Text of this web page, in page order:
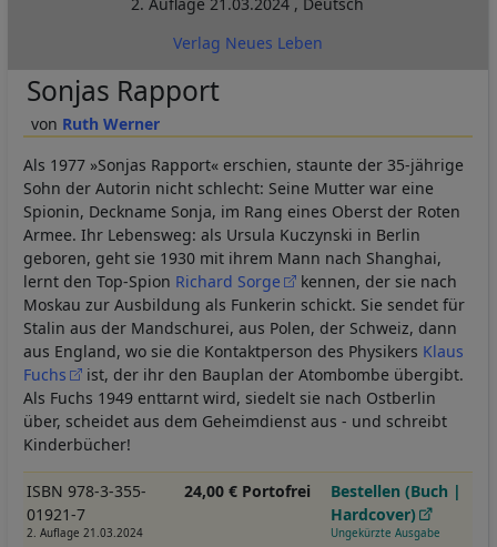
Verlag Neues Leben
Ruth Werner
Sonjas Rapport
Als 1977 »Sonjas Rapport« erschien, staunte der 35-jährige
Sohn der Autorin nicht schlecht: Seine Mutter war eine
Spionin, Deckname Sonja, im Rang eines Oberst der Roten
Armee. Ihr Lebensweg: als Ursula Kuczynski in Berlin
geboren, geht sie 1930 mit ihrem Mann nach Shanghai,
lernt den Top-Spion Richard Sorge
kennen, der sie nach
Moskau zur Ausbildung als Funkerin schickt. Sie sendet für
Stalin aus der Mandschurei, aus Polen, der Schweiz, dann
aus England, wo sie die Kontaktperson des Physikers Klaus
Fuchs
ist, der ihr den Bauplan der Atombombe übergibt.
Als Fuchs 1949 enttarnt wird, siedelt sie nach Ostberlin
über, scheidet aus dem Geheimdienst aus - und schreibt
Kinderbücher!
ISBN 978-3-355-
01921-7
2. Auflage 21.03.2024
24,00 € Portofrei
Bestellen (Buch |
Hardcover)
Ungekürzte Ausgabe